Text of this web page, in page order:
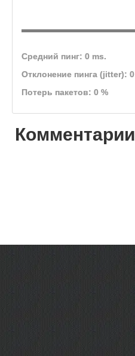
Средний пинг: 0 ms.
Отклонение пинга (jitter): 0
Потерь пакетов: 0 %
Комментарии